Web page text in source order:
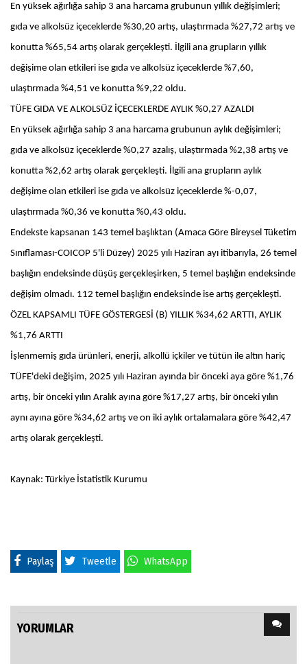
En yüksek ağırlığa sahip 3 ana harcama grubunun yıllık değişimleri;
gıda ve alkolsüz içeceklerde %30,20 artış, ulaştırmada %27,72 artış ve
konutta %65,54 artış olarak gerçekleşti. İlgili ana grupların yıllık
değişime olan etkileri ise gıda ve alkolsüz içeceklerde %7,60,
ulaştırmada %4,51 ve konutta %9,22 oldu.
TÜFE GIDA VE ALKOLSÜZ İÇECEKLERDE AYLIK %0,27 AZALDI
En yüksek ağırlığa sahip 3 ana harcama grubunun aylık değişimleri;
gıda ve alkolsüz içeceklerde %0,27 azalış, ulaştırmada %2,38 artış ve
konutta %2,62 artış olarak gerçekleşti. İlgili ana grupların aylık
değişime olan etkileri ise gıda ve alkolsüz içeceklerde %-0,07,
ulaştırmada %0,36 ve konutta %0,43 oldu.
Endekste kapsanan 143 temel başlıktan (Amaca Göre Bireysel Tüketim
Sınıflaması-COICOP 5'li Düzey) 2025 yılı Haziran ayı itibarıyla, 26 temel
başlığın endeksinde düşüş gerçekleşirken, 5 temel başlığın endeksinde
değişim olmadı. 112 temel başlığın endeksinde ise artış gerçekleşti.
ÖZEL KAPSAMLI TÜFE GÖSTERGESİ (B) YILLIK %34,62 ARTTI, AYLIK
%1,76 ARTTI
İşlenmemiş gıda ürünleri, enerji, alkollü içkiler ve tütün ile altın hariç
TÜFE'deki değişim, 2025 yılı Haziran ayında bir önceki aya göre %1,76
artış, bir önceki yılın Aralık ayına göre %17,27 artış, bir önceki yılın
aynı ayına göre %34,62 artış ve on iki aylık ortalamalara göre %42,47
artış olarak gerçekleşti.
Kaynak: Türkiye İstatistik Kurumu
Paylaş Tweetle WhatsApp
YORUMLAR